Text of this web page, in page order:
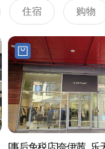
住宿 购物
[事后免税店]奈伊茜_乐